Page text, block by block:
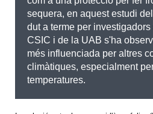
sequera, en aquest estudi
dut a terme per investigadors
CSIC i de la UAB s'ha
més influenciada per altres
climàtiques, especialment
temperatures.